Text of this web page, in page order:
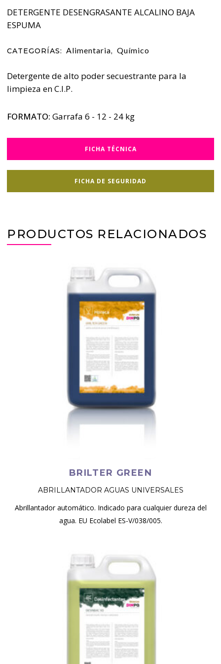
DETERGENTE DESENGRASANTE ALCALINO BAJA
ESPUMA
CATEGORÍAS: Alimentaria, Químico
Detergente de alto poder secuestrante para la
limpieza en C.I.P.
FORMATO: Garrafa 6 - 12 - 24 kg
FICHA TÉCNICA
FICHA DE SEGURIDAD
PRODUCTOS RELACIONADOS
BRILTER GREEN
ABRILLANTADOR AGUAS UNIVERSALES
Abrillantador automático. Indicado para cualquier dureza del
agua. EU Ecolabel ES-V/038/005.